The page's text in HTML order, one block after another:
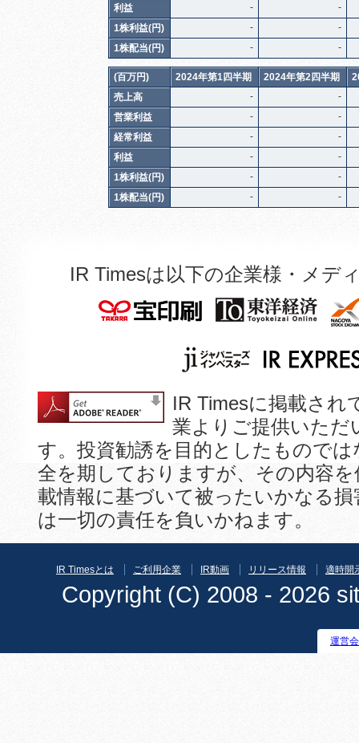
利益
-
-
1株利益(円)
-
-
1株配当(円)
- -
(百万円) 2024年第1四半期 2024年第2四半期
売上高
-
-
営業利益
-
-
経常利益
-
-
利益
-
-
1株利益(円)
-
-
1株配当(円)
- -
IR Timesは以下の企業様・メデ
IR Timesに掲載され
業よりご提供いただ
す。投資勧誘を目的としたもので
全を期しておりますが、その内容
載情報に基づいて被ったいかなる
は一切の責任を負いかねます。
IR Timesとは ご利用企業 IR動画 リリース情報 適時開
Copyright (C) 2008 - 2026
運営